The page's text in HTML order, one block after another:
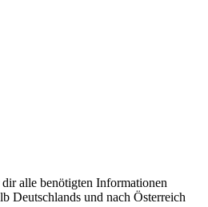
alle benötigten Informationen
Deutschlands und nach Österreich